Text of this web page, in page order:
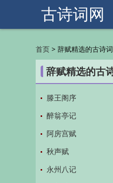
古诗词网
首页 > 辞赋精选的古诗
辞赋精选的古
滕王阁序
醉翁亭记
阿房宫赋
秋声赋
永州八记